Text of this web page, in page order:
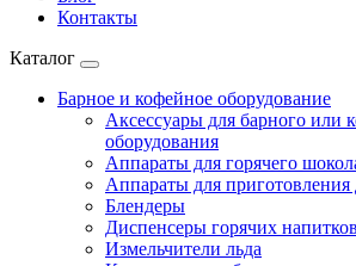
Контакты
Каталог
Барное и кофейное оборудование
Аксессуары для барного или
оборудования
Аппараты для горячего
Аппараты для приготовления
Блендеры
Диспенсеры горячих напитков
Измельчители льда